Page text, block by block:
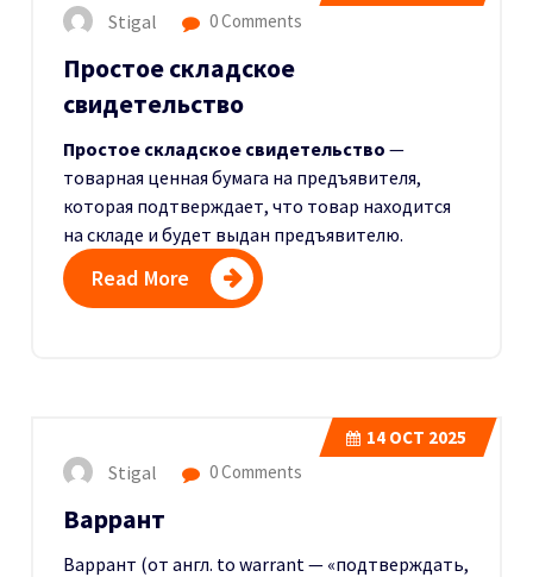
Stigal 0 Comments
Простое складское
свидетельство
Простое складское свидетельство —
товарная ценная бумага на предъявителя,
которая подтверждает, что товар находится
на складе и будет выдан предъявителю.
Read More
14 OCT 2025
Stigal 0 Comments
Варрант
Варрант (от англ. to warrant — «подтверждать,